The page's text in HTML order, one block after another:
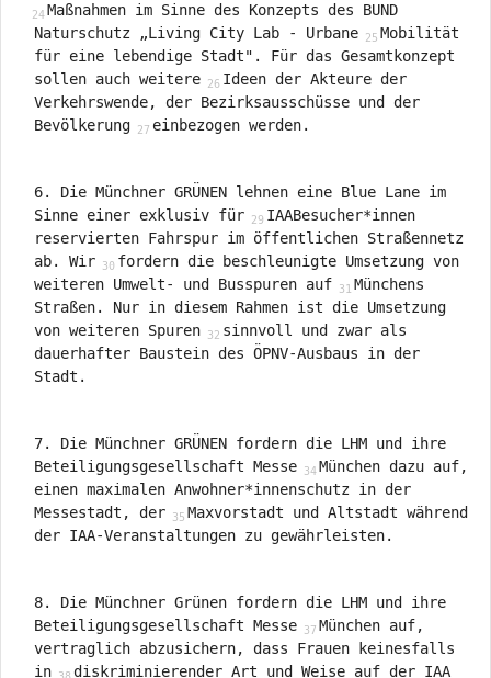
Maßnahmen im Sinne des Konzepts des BUND
Naturschutz „Living City Lab - Urbane
Mobilität
für eine lebendige Stadt". Für das Gesamtkonzept
sollen auch weitere
Ideen der Akteure der
Verkehrswende, der Bezirksausschüsse und der
Bevölkerung
einbezogen werden.
6. Die Münchner GRÜNEN lehnen eine Blue Lane im
Sinne einer exklusiv für
IAABesucher*innen
reservierten Fahrspur im öffentlichen Straßennetz
ab. Wir
fordern die beschleunigte Umsetzung von
weiteren Umwelt- und Busspuren auf
Münchens
Straßen. Nur in diesem Rahmen ist die Umsetzung
von weiteren Spuren
sinnvoll und zwar als
dauerhafter Baustein des ÖPNV-Ausbaus in der
Stadt.
7. Die Münchner GRÜNEN fordern die LHM und ihre
Beteiligungsgesellschaft Messe
München dazu auf,
einen maximalen Anwohner*innenschutz in der
Messestadt, der
Maxvorstadt und Altstadt während
der IAA-Veranstaltungen zu gewährleisten.
8. Die Münchner Grünen fordern die LHM und ihre
Beteiligungsgesellschaft Messe
München auf,
vertraglich abzusichern, dass Frauen keinesfalls
in
diskriminierender Art und Weise auf der IAA